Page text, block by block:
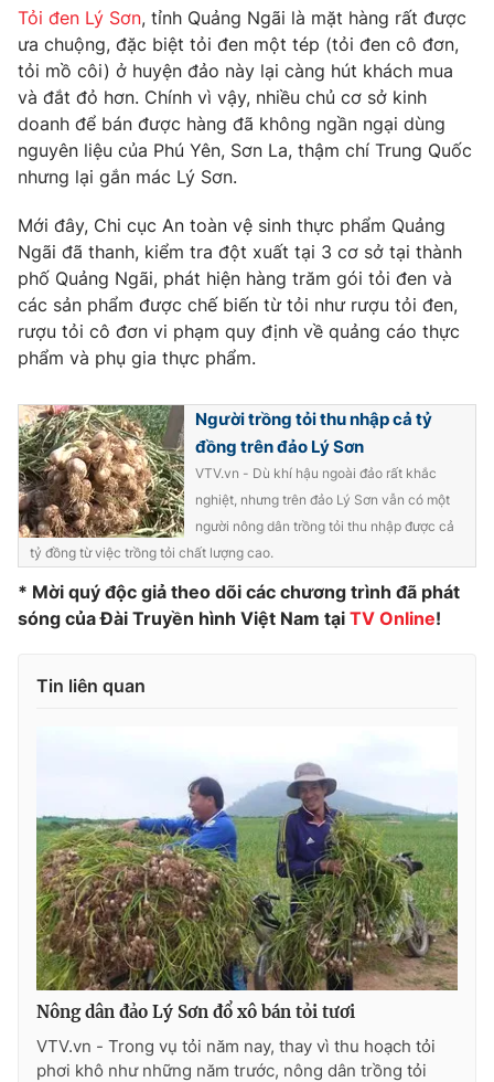
Tin tức
Thế giới đó đây
Câu chuyện quốc tế
Kinh tế
Tài chính
Thị trường
Góc doanh nghiệp
Dữ liệu và đời sống
Truyền hình
Hậu trường
Nhân vật
Khán giả
Giải trí
Điện ảnh
Âm nhạc
Sao
Đời sống
Du lịch
Chất lượng cuộc sống
Giáo dục
Học trực tuyến
Công nghệ
Hitech Công nghệ tương lai
Sản phẩm
Thị trường
Tư vấn
Giao lưu trực tuyến
Lịch phát sóng
Chuyên mục khác
Shorts video
VTV Money VTV Thể thao
VTV Sức khoẻ Bất động sản
Thị trường 24h Tấm lòng Việt
VTV4 Vươn mình bằng AI
Tỏi đen Lý Sơn, tỉnh Quảng Ngãi là mặt hàng rất được
ưa chuộng, đặc biệt tỏi đen một tép (tỏi đen cô đơn,
tỏi mồ côi) ở huyện đảo này lại càng hút khách mua
và đắt đỏ hơn. Chính vì vậy, nhiều chủ cơ sở kinh
doanh để bán được hàng đã không ngần ngại dùng
nguyên liệu của Phú Yên, Sơn La, thậm chí Trung Quốc
nhưng lại gắn mác Lý Sơn.
Mới đây, Chi cục An toàn vệ sinh thực phẩm Quảng
Ngãi đã thanh, kiểm tra đột xuất tại 3 cơ sở tại thành
phố Quảng Ngãi, phát hiện hàng trăm gói tỏi đen và
các sản phẩm được chế biến từ tỏi như rượu tỏi đen,
rượu tỏi cô đơn vi phạm quy định về quảng cáo thực
phẩm và phụ gia thực phẩm.
Người trồng tỏi thu nhập cả tỷ
đồng trên đảo Lý Sơn
VTV.vn - Dù khí hậu ngoài đảo rất khắc
nghiệt, nhưng trên đảo Lý Sơn vẫn có một
người nông dân trồng tỏi thu nhập được cả
tỷ đồng từ việc trồng tỏi chất lượng cao.
* Mời quý độc giả theo dõi các chương trình đã phát
sóng của Đài Truyền hình Việt Nam tại TV Online!
Tin liên quan
Nông dân đảo Lý Sơn đổ xô bán tỏi tươi
VTV.vn - Trong vụ tỏi năm nay, thay vì thu hoạch tỏi
phơi khô như những năm trước, nông dân trồng tỏi